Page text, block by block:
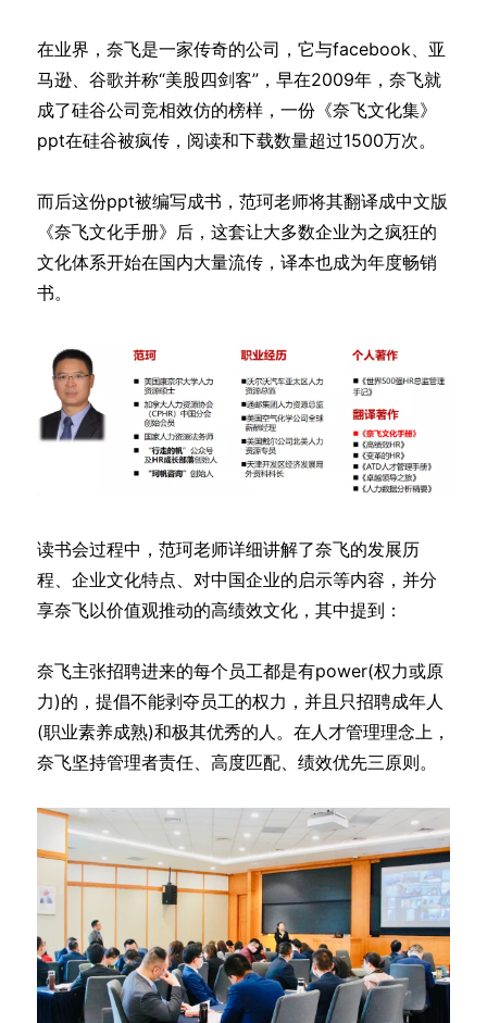
在业界，奈飞是一家传奇的公司，它与facebook、亚
马逊、谷歌并称“美股四剑客”，早在2009年，奈飞就
成了硅谷公司竞相效仿的榜样，一份《奈飞文化集》
ppt在硅谷被疯传，阅读和下载数量超过1500万次。
而后这份ppt被编写成书，范珂老师将其翻译成中文版
《奈飞文化手册》后，这套让大多数企业为之疯狂的
文化体系开始在国内大量流传，译本也成为年度畅销
书。
读书会过程中，范珂老师详细讲解了奈飞的发展历
程、企业文化特点、对中国企业的启示等内容，并分
享奈飞以价值观推动的高绩效文化，其中提到：
奈飞主张招聘进来的每个员工都是有power(权力或原
力)的，提倡不能剥夺员工的权力，并且只招聘成年人
(职业素养成熟)和极其优秀的人。在人才管理理念上，
奈飞坚持管理者责任、高度匹配、绩效优先三原则。